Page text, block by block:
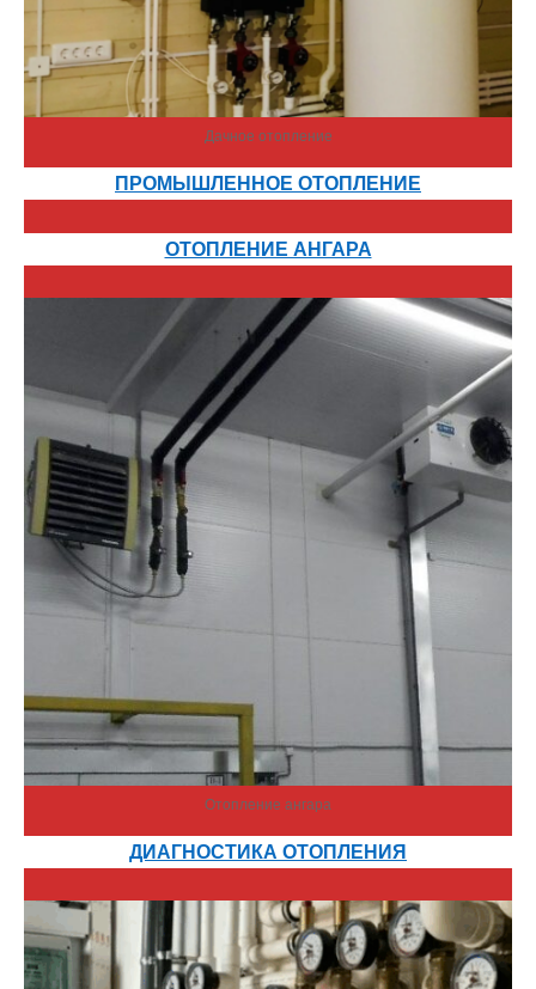
Дачное отопление
ПРОМЫШЛЕННОЕ ОТОПЛЕНИЕ
ОТОПЛЕНИЕ АНГАРА
Отопление ангара
ДИАГНОСТИКА ОТОПЛЕНИЯ